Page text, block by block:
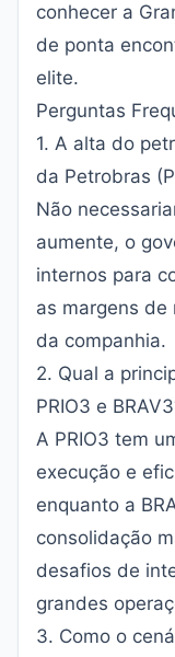
conhecer a
de ponta
elite.
Perguntas
1. A alta do
da Petrobras
Não
aumente, o
internos para
as margens
da companhia.
2. Qual a
PRIO3 e
A PRIO3 tem
execução e
enquanto a
consolidação
desafios de
grandes
3. Como o